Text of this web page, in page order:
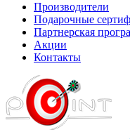
Производители
Подарочные
Партнерская
Акции
Контакты